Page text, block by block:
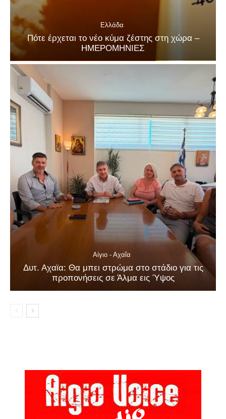
Ελλάδα
Πότε έρχεται το νέο κύμα ζέστης στη χώρα –
ΗΜΕΡΟΜΗΝΙΕΣ
Αίγιο - Αχαΐα
Δυτ. Αχαϊα: Θα μπει στρώμα στο στάδιο για τις
προπονήσεις σε Άλμα εις Ύψος